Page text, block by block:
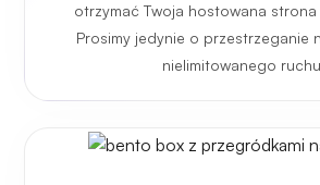
otrzymać Twoja hostowana
Prosimy jedynie o przestrzeganie
nielimitowanego